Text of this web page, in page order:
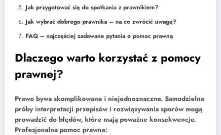
Jak przygotować się do spotkania z prawnikiem?
Jak wybrać dobrego prawnika – na co zwrócić uwagę?
FAQ – najczęściej zadawane pytania o pomoc prawną
Dlaczego warto korzystać z pomocy
prawnej?
Prawo bywa skomplikowane i niejednoznaczne. Samodzielne
próby interpretacji przepisów i rozwiązywania sporów mogą
prowadzić do błędów, które mają poważne konsekwencje.
Profesjonalna pomoc prawna: